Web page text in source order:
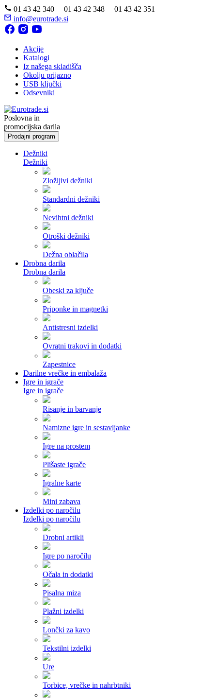
01 43 42 340 01 43 42 348 01 43 42 351
info@eurotrade.si
Akcije
Katalogi
Iz našega skladišča
Okolju prijazno
USB ključki
Odsevniki
Poslovna in
promocijska darila
Prodajni program
Dežniki
Dežniki
Zložljivi dežniki
Standardni dežniki
Nevihtni dežniki
Otroški dežniki
Dežna oblačila
Drobna darila
Drobna darila
Obeski za ključe
Priponke in magnetki
Antistresni izdelki
Ovratni trakovi in dodatki
Zapestnice
Darilne vrečke in embalaža
Igre in igrače
Igre in igrače
Risanje in barvanje
Namizne igre in sestavljanke
Igre na prostem
Plišaste igrače
Igralne karte
Mini zabava
Izdelki po naročilu
Izdelki po naročilu
Drobni artikli
Igre po naročilu
Očala in dodatki
Pisalna miza
Plažni izdelki
Lončki za kavo
Tekstilni izdelki
Ure
Torbice, vrečke in nahrbtniki